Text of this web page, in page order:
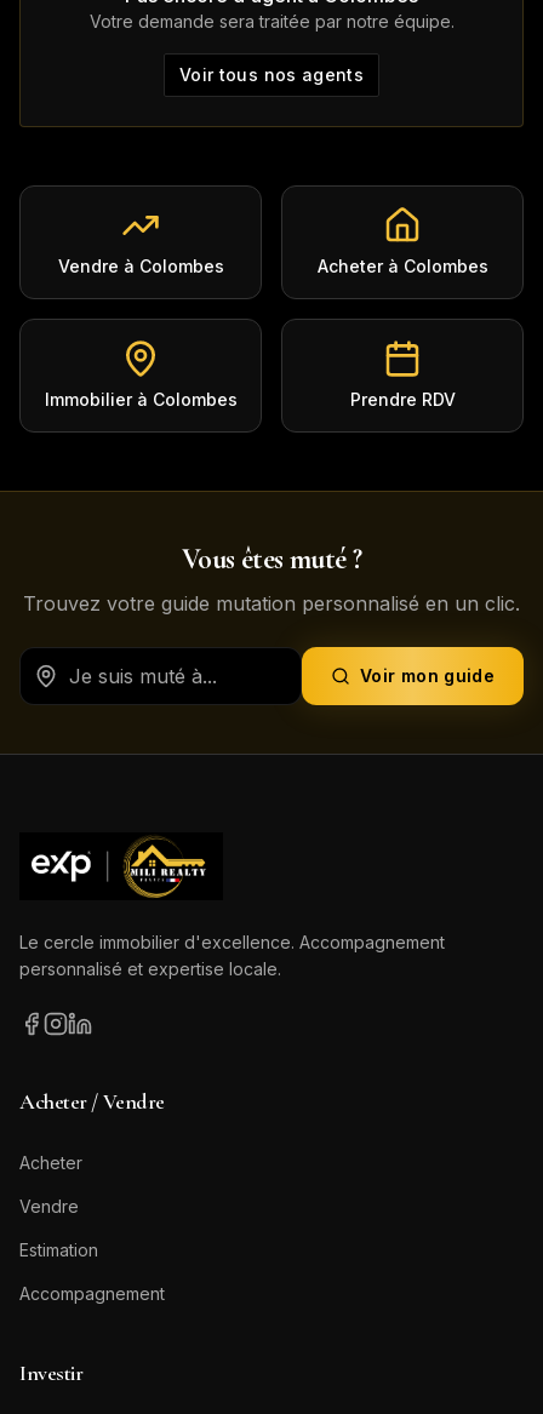
Votre demande sera traitée par notre équipe.
Voir tous nos agents
Vendre à Colombes Acheter à Colombes
Immobilier à Colombes Prendre RDV
Vous êtes muté ?
Trouvez votre guide mutation personnalisé en un clic.
Voir mon guide
Le cercle immobilier d'excellence. Accompagnement
personnalisé et expertise locale.
Acheter / Vendre
Acheter
Vendre
Estimation
Accompagnement
Investir